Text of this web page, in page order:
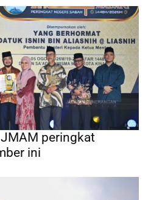
peringkat
ini